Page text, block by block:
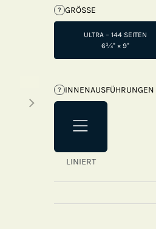
Next thumbnails
? GRÖSSE
ULTRA – 144 SEITEN
6¾" × 9"
? INNENAUSFÜHRUNGEN
LINIERT